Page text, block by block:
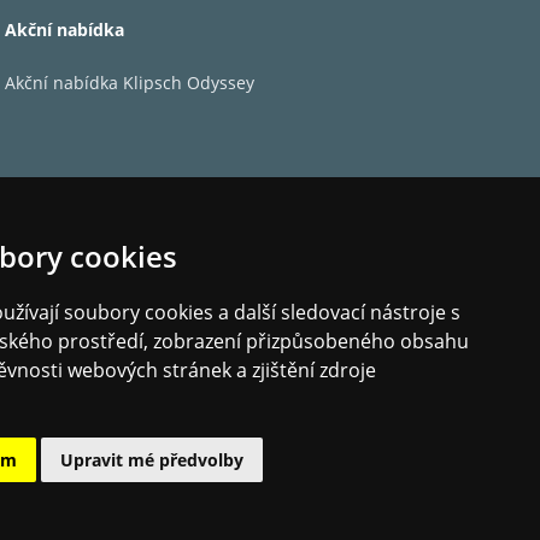
cookies
soubory cookies a další sledovací nástroje s
prostředí, zobrazení přizpůsobeného obsahu
webových stránek a zjištění zdroje
Upravit mé předvolby
fi zvuk za překvapivě nízkou cenu.
stylový design a bohatý, živý zvuk. Vše bez
tak, že uvnitř nenajdete žádné dutiny. Díky
T1 Phono SB osazen těžkým skleněným
běžných u jiných levných řešení s talířem
vynikající izolaci gramofonu od okolních
Akční nabídka
Akční nabídka Klipsch Odyssey